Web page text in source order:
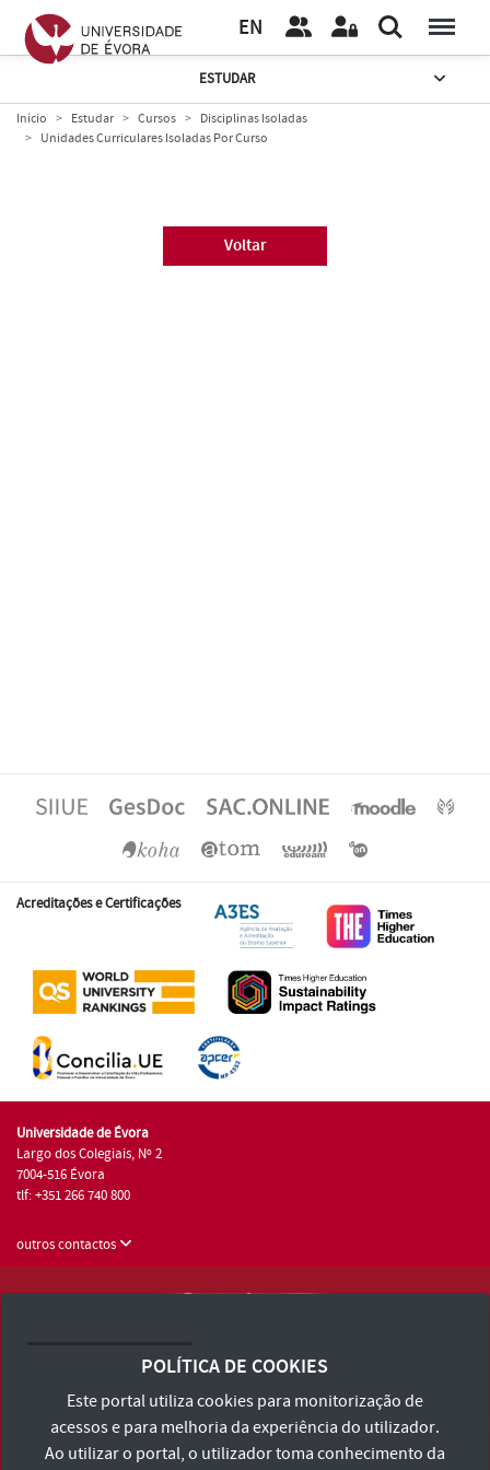
EN
ESTUDAR
Início Estudar Cursos
Disciplinas Isoladas
Unidades Curriculares Isoladas Por Curso
Voltar
Acreditações e Certificações
Universidade de Évora
Largo dos Colegiais, Nº 2
7004-516 Évora
tlf: +351 266 740 800
outros contactos
Consulte os Termos e Condições e Política de Privacidade
Declaração de Acessibilidade
POLÍTICA DE COOKIES
Este portal utiliza cookies para monitorização de
acessos e para melhoria da experiência do utilizador.
Ao utilizar o portal, o utilizador toma conhecimento da